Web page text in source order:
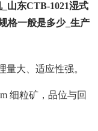
山东CTB-1021湿式
格一般是多少_生产
大、适应性强。
细粒矿，品位与回